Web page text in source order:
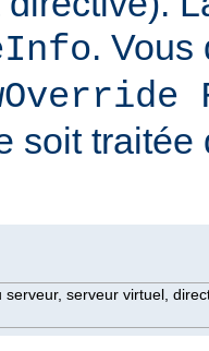
. Vous
soit
serveur, serveur virtuel,